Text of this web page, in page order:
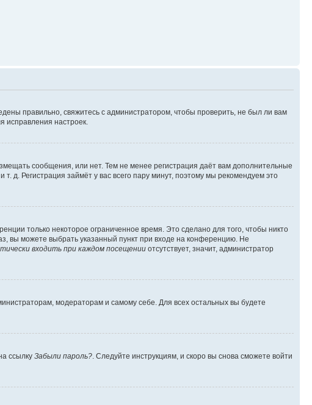
правильно, свяжитесь с администратором, чтобы проверить, не был ли вам
исправления настроек.
сообщения, или нет. Тем не менее регистрация даёт вам дополнительные
д. Регистрация займёт у вас всего пару минут, поэтому мы рекомендуем это
только некоторое ограниченное время. Это сделано для того, чтобы никто
вы можете выбрать указанный пункт при входе на конференцию. Не
входить при каждом посещении отсутствует, значит, администратор
модераторам и самому себе. Для всех остальных вы будете
ссылку Забыли пароль?. Следуйте инструкциям, и скоро вы снова сможете войти